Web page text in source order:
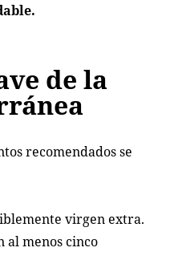
de la
recomendados se
virgen extra.
menos cinco